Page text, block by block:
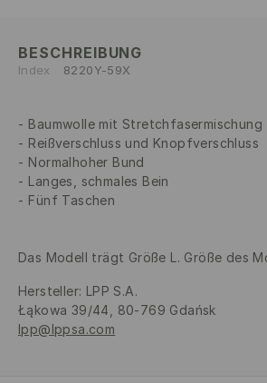
BESCHREIBUNG
Index 8220Y-59X
Baumwolle mit Stretchfasermischung
Reißverschluss und Knopfverschluss
Normalhoher Bund
Langes, schmales Bein
Fünf Taschen
Das Modell trägt Größe L. Größe des
Hersteller: LPP S.A.
Łąkowa 39/44, 80-769 Gdańsk
lpp@lppsa.com